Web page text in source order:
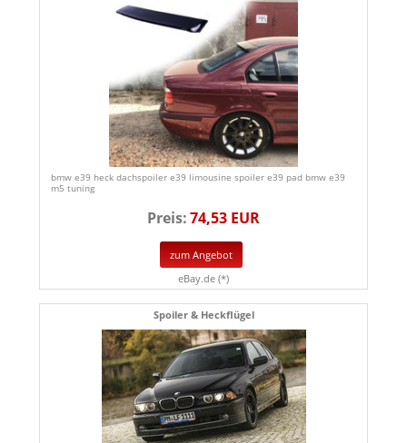
bmw e39 heck dachspoiler e39 limousine spoiler e39 pad bmw e39
m5 tuning
Preis:74,53 EUR
zum Angebot
eBay.de (*)
Spoiler & Heckflügel